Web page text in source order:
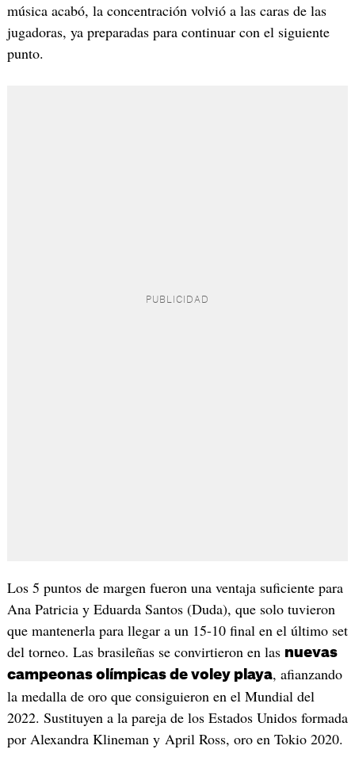
música acabó, la concentración volvió a las caras de las
jugadoras, ya preparadas para continuar con el siguiente
punto.
Los 5 puntos de margen fueron una ventaja suficiente para
Ana Patricia y Eduarda Santos (Duda), que solo tuvieron
que mantenerla para llegar a un 15-10 final en el último set
del torneo. Las brasileñas se convirtieron en las nuevas
campeonas olímpicas de voley playa, afianzando
la medalla de oro que consiguieron en el Mundial del
2022. Sustituyen a la pareja de los Estados Unidos formada
por Alexandra Klineman y April Ross, oro en Tokio 2020.